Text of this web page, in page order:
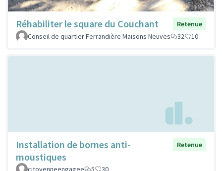
Réhabiliter le square du Couchant
Retenue
Conseil de quartier Ferrandière Maisons Neuves
32 10
Installation de bornes anti-
moustiques
Retenue
citoyenneengagee 5 30